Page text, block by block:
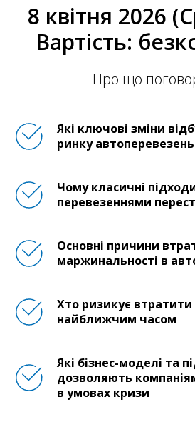
8 квітня 2026
Вартість:
Про що
Які ключові зміни
ринку
Чому класичні
перевезеннями
Основні причини
маржинальності в
Хто ризикує втратити
найближчим часом
Які бізнес-моделі та
дозволяють
в умовах кризи